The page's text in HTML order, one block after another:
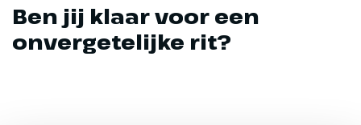
Ben jij klaar voor een
onvergetelijke rit?